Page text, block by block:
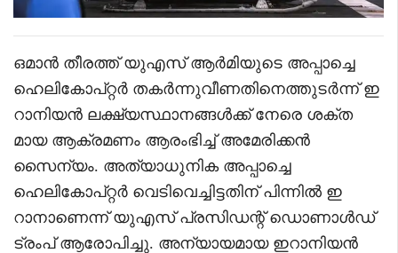
ഒമാൻ തീരത്ത് യുഎസ് ആർമിയുടെ അപ്പാച്ചെ
ഹെലികോപ്റ്റർ തകർന്നുവീണതിനെത്തുടർന്ന് ഇ
റാനിയൻ ലക്ഷ്യസ്ഥാനങ്ങൾക്ക് നേരെ ശക്ത
മായ ആക്രമണം ആരംഭിച്ച് അമേരിക്കൻ
സൈന്യം. അത്യാധുനിക അപ്പാച്ചെ
ഹെലികോപ്റ്റർ വെടിവെച്ചിട്ടതിന് പിന്നിൽ ഇ
റാനാണെന്ന് യുഎസ് പ്രസിഡന്റ് ഡൊണാൾഡ്
ട്രംപ് ആരോപിച്ചു. അന്യായമായ ഇറാനിയൻ